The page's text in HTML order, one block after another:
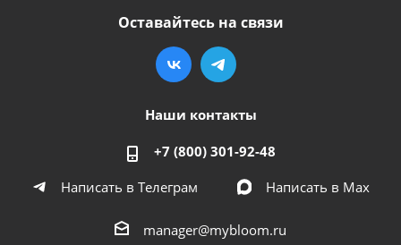
Оставайтесь на связи
Наши контакты
+7 (800) 301-92-48
Написать в Телеграм
Написать в Мах
manager@mybloom.ru